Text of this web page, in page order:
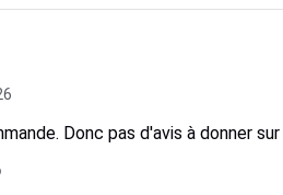
Donc pas d'avis à donner